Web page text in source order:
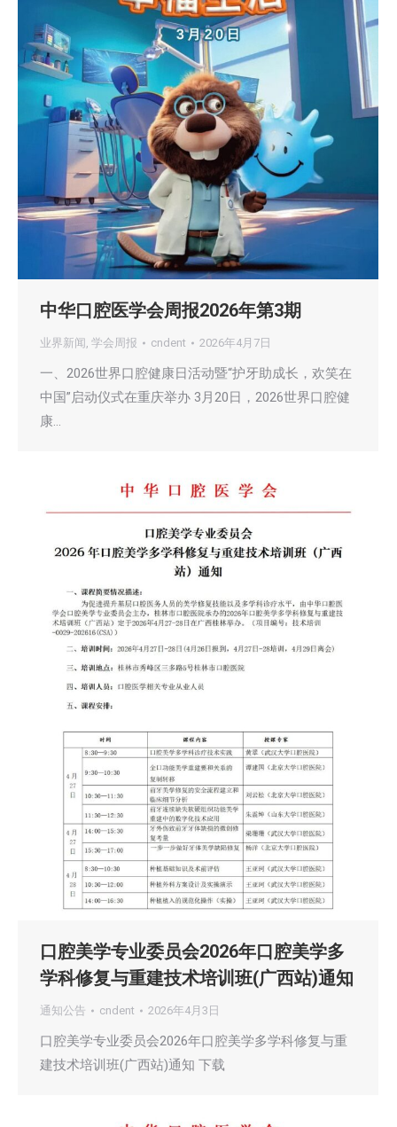
中华口腔医学会周报2026年第3期
业界新闻 , 学会周报 cndent 2026年4月7日
一、2026世界口腔健康日活动暨“护牙助成长，欢笑在
中国”启动仪式在重庆举办 3月20日，2026世界口腔健
康…
口腔美学专业委员会2026年口腔美学多
学科修复与重建技术培训班(广西站)通知
通知公告 cndent 2026年4月3日
口腔美学专业委员会2026年口腔美学多学科修复与重
建技术培训班(广西站)通知 下载